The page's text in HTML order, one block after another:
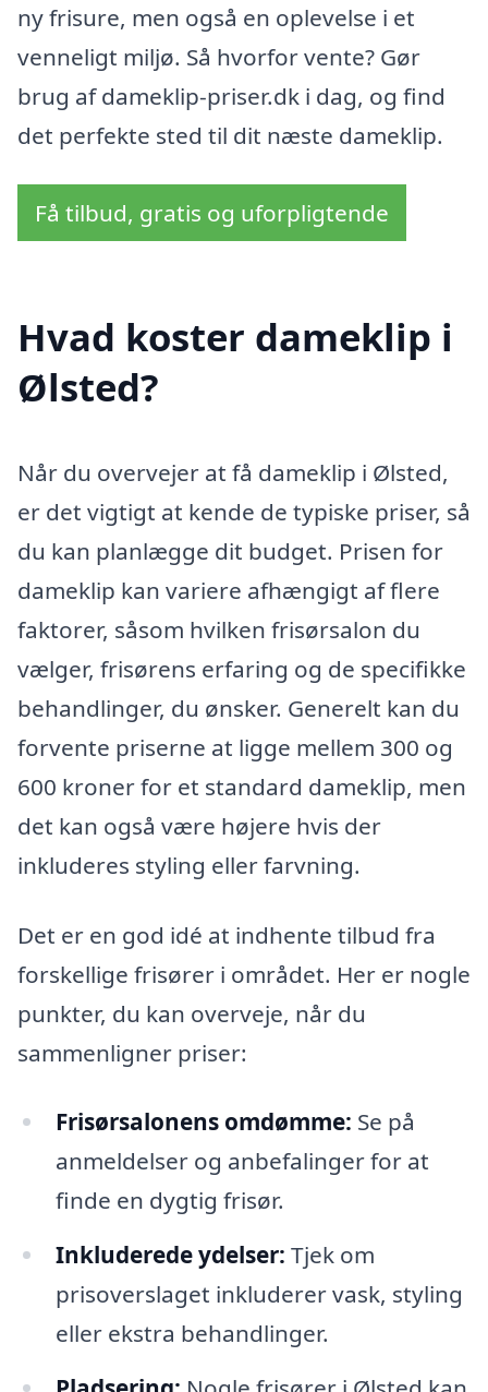
ny frisure, men også en oplevelse i et
venneligt miljø. Så hvorfor vente? Gør
brug af dameklip-priser.dk i dag, og find
det perfekte sted til dit næste dameklip.
Få tilbud, gratis og uforpligtende
Hvad koster dameklip i
Ølsted?
Når du overvejer at få dameklip i Ølsted,
er det vigtigt at kende de typiske priser, så
du kan planlægge dit budget. Prisen for
dameklip kan variere afhængigt af flere
faktorer, såsom hvilken frisørsalon du
vælger, frisørens erfaring og de specifikke
behandlinger, du ønsker. Generelt kan du
forvente priserne at ligge mellem 300 og
600 kroner for et standard dameklip, men
det kan også være højere hvis der
inkluderes styling eller farvning.
Det er en god idé at indhente tilbud fra
forskellige frisører i området. Her er nogle
punkter, du kan overveje, når du
sammenligner priser:
Frisørsalonens omdømme: Se på
anmeldelser og anbefalinger for at
finde en dygtig frisør.
Inkluderede ydelser: Tjek om
prisoverslaget inkluderer vask, styling
eller ekstra behandlinger.